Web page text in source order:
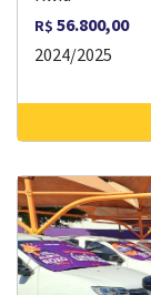
R$ 56.800,00
2024/2025